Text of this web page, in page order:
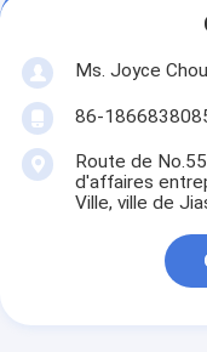
Ms. Joyce Chou
86-
Route de
d'affaires
Ville, ville de